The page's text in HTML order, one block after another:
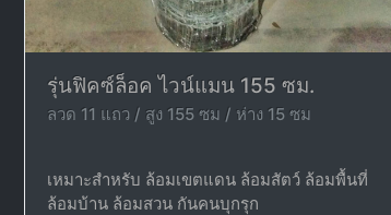
รุ่นฟิคซ์ล็อค ไวน์แมน 155 ซม.
ลวด 11 แถว / สูง 155 ซม / ห่าง 15 ซม
เหมาะสำหรับ ล้อมเขตแดน ล้อมสัตว์ ล้อมพื้นที่
ล้อมบ้าน ล้อมสวน กันคนบุกรุก